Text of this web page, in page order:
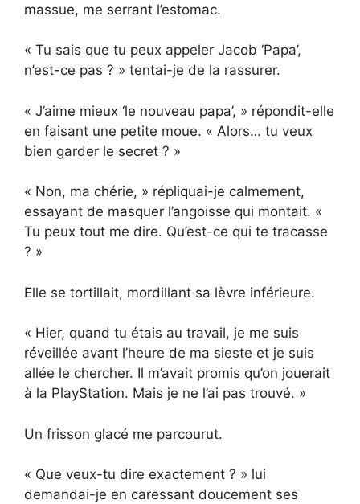
massue, me serrant l’estomac.
« Tu sais que tu peux appeler Jacob ‘Papa’,
n’est-ce pas ? » tentai-je de la rassurer.
« J’aime mieux ‘le nouveau papa’, » répondit-elle
en faisant une petite moue. « Alors… tu veux
bien garder le secret ? »
« Non, ma chérie, » répliquai-je calmement,
essayant de masquer l’angoisse qui montait. «
Tu peux tout me dire. Qu’est-ce qui te tracasse
? »
Elle se tortillait, mordillant sa lèvre inférieure.
« Hier, quand tu étais au travail, je me suis
réveillée avant l’heure de ma sieste et je suis
allée le chercher. Il m’avait promis qu’on jouerait
à la PlayStation. Mais je ne l’ai pas trouvé. »
Un frisson glacé me parcourut.
« Que veux-tu dire exactement ? » lui
demandai-je en caressant doucement ses